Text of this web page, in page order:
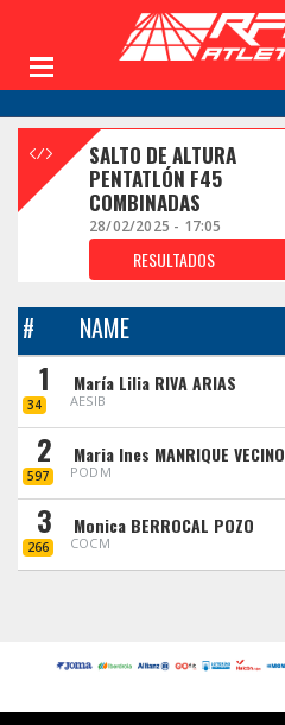
SALTO DE ALTURA
PENTATLÓN F45
COMBINADAS
28/02/2025 - 17:05
RESULTADOS
# NAME
1
34
María Lilia RIVA ARIAS
AESIB
2
597
Maria Ines MANRIQUE VECINO
PODM
3
266
Monica BERROCAL POZO
COCM